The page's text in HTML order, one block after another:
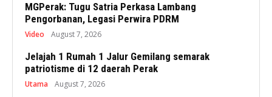
MGPerak: Tugu Satria Perkasa Lambang
Pengorbanan, Legasi Perwira PDRM
Video August 7, 2026
Jelajah 1 Rumah 1 Jalur Gemilang semarak
patriotisme di 12 daerah Perak
Utama August 7, 2026